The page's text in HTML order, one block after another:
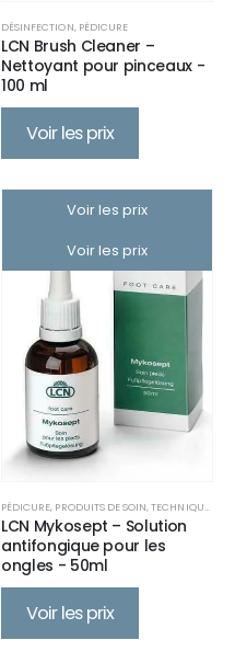
DÉSINFECTION, PÉDICURE
LCN Brush Cleaner –
Nettoyant pour pinceaux -
100 ml
Voir les prix
Voir les prix
Voir les prix
PÉDICURE, PRODUITS DE SOIN,TECHNIQUES SPÉCIALES
LCN Mykosept – Solution
antifongique pour les
ongles - 50ml
Voir les prix